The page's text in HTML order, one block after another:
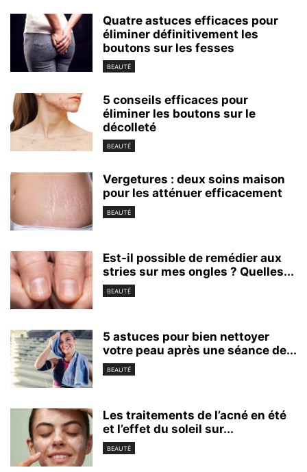
Quatre astuces efficaces pour
éliminer définitivement les
boutons sur les fesses
BEAUTÉ
5 conseils efficaces pour
éliminer les boutons sur le
décolleté
BEAUTÉ
Vergetures : deux soins maison
pour les atténuer efficacement
BEAUTÉ
Est-il possible de remédier aux
stries sur mes ongles ? Quelles...
BEAUTÉ
5 astuces pour bien nettoyer
votre peau après une séance de...
BEAUTÉ
Les traitements de l’acné en été
et l’effet du soleil sur...
BEAUTÉ